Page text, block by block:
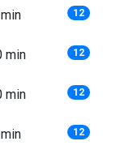
12
min 12
min 12
12